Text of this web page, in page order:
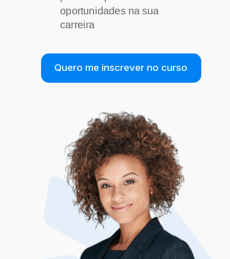
oportunidades na sua
carreira
Quero me inscrever no curso